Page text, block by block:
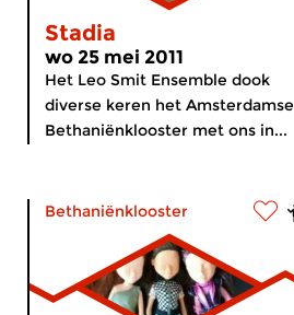
Stadia
wo 25 mei 2011
Het Leo Smit Ensemble dook
diverse keren het Amsterdamse
Bethaniënklooster met ons in...
Bethaniënklooster